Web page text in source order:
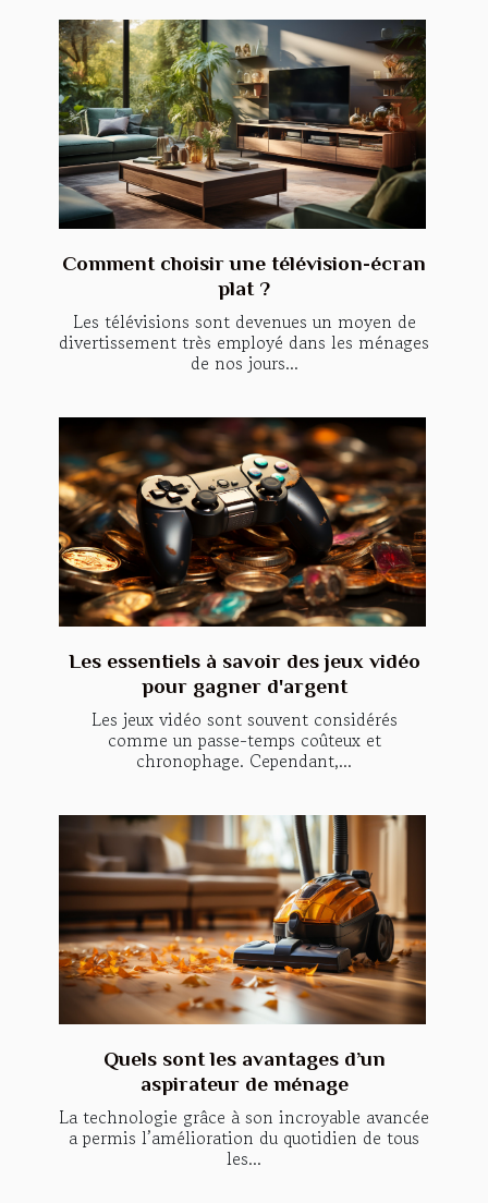
Comment choisir une télévision-écran
plat ?
Les télévisions sont devenues un moyen de
divertissement très employé dans les ménages
de nos jours...
Les essentiels à savoir des jeux vidéo
pour gagner d'argent
Les jeux vidéo sont souvent considérés
comme un passe-temps coûteux et
chronophage. Cependant,...
Quels sont les avantages d’un
aspirateur de ménage
La technologie grâce à son incroyable avancée
a permis l’amélioration du quotidien de tous
les...